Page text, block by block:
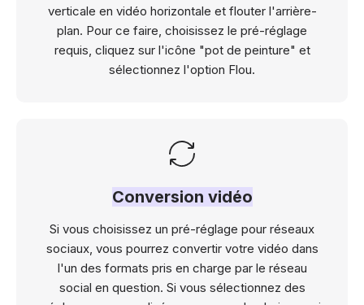
verticale en vidéo horizontale et flouter l'arrière-
plan. Pour ce faire, choisissez le pré-réglage
requis, cliquez sur l'icône "pot de peinture" et
sélectionnez l'option Flou.
Conversion vidéo
Si vous choisissez un pré-réglage pour réseaux
sociaux, vous pourrez convertir votre vidéo dans
l'un des formats pris en charge par le réseau
social en question. Si vous sélectionnez des